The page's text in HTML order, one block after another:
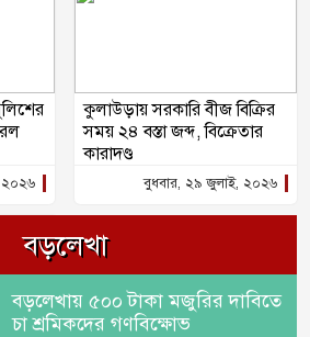
২০২৬
কুলাউড়ায় সরকারি বীজ বিক্রির
সময় ২৪ বস্তা জব্দ, বিক্রেতার
কারাদণ্ড
বুধবার, ২৯ জুলাই, ২০২৬
বড়লেখা
বড়লেখায় ৫০০ টাকা মজুরির দাবিতে
চা শ্রমিকদের গণবিক্ষোভ